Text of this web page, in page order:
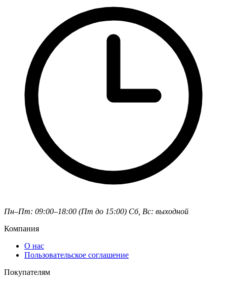
Пн–Пт: 09:00–18:00 (Пт до 15:00) Сб, Вс: выходной
Компания
О нас
Пользовательское соглашение
Покупателям